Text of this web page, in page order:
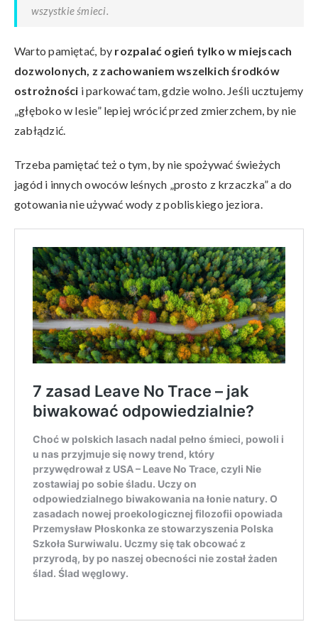
wszystkie śmieci.
Warto pamiętać, by rozpalać ogień tylko w miejscach
dozwolonych, z zachowaniem wszelkich środków
ostrożności i parkować tam, gdzie wolno. Jeśli ucztujemy
„głęboko w lesie” lepiej wrócić przed zmierzchem, by nie
zabłądzić.
Trzeba pamiętać też o tym, by nie spożywać świeżych
jagód i innych owoców leśnych „prosto z krzaczka” a do
gotowania nie używać wody z pobliskiego jeziora.